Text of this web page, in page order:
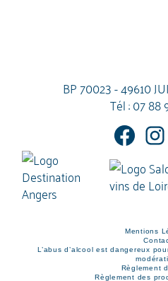
BP 70023 - 49610
Tél :07 88
Mentions
L’abus d’alcool est dangereux
Règlement
Règlement des